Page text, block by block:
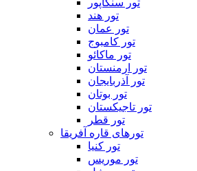
تور سنگاپور
تور هند
تور عمان
تور کامبوج
تور ماکائو
تور ارمنستان
تور آذربایجان
تور بوتان
تور تاجیکستان
تور قطر
تورهای قاره آفریقا
تور کنیا
تور موریس